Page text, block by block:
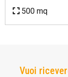
500 mq
Vuoi